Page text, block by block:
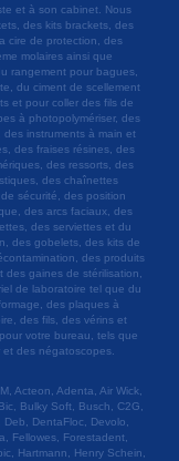
et à son cabinet. Nous
des kits brackets, des
cire de protection, des
molaires ainsi que
rangement pour bagues,
du ciment de scellement
et pour coller des fils de
à photopolymériser, des
instruments à main et
des fraises résines, des
des ressorts, des
des chaînettes
sécurité, des position
des arcs faciaux, des
des serviettes et du
des gobelets, des kits de
des produits
gaines de stérilisation,
de laboratoire tel que du
des plaques à
des fils, des vérins et
votre bureau, tels que
des négatoscopes.
Acteon, Adenta, Air Wick,
Bulky Soft, Busch, C2G,
DentaFloc, Devolo,
Fellowes, Forestadent,
Hartmann, Henry Schein,